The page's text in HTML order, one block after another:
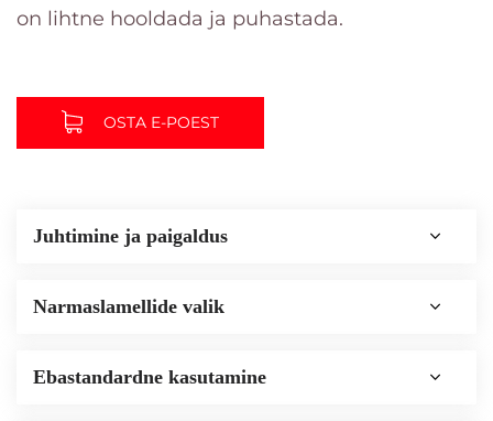
Putukavõrgu uksed
Putukavõrgu rulood
Roomakardinad ÖÖ-PÄEV
on lihtne hooldada ja puhastada.
OSTA E-POEST
Juhtimine ja paigaldus
Narmaslamellide valik
Ebastandardne kasutamine